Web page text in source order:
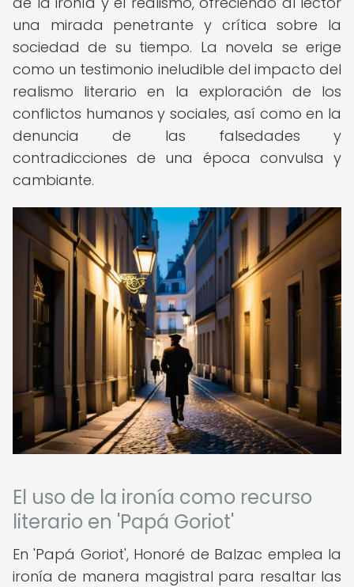
una mirada penetrante y crítica sobre la
sociedad de su tiempo. La novela se erige
como un testimonio ineludible del impacto del
realismo literario en la exploración de los
conflictos humanos y sociales, así como en la
denuncia de las falsedades y
contradicciones de una época convulsa y
cambiante.
El uso de la ironía como recurso
literario en 'Papá Goriot'
En 'Papá Goriot', Honoré de Balzac emplea la
ironía de manera magistral para resaltar las